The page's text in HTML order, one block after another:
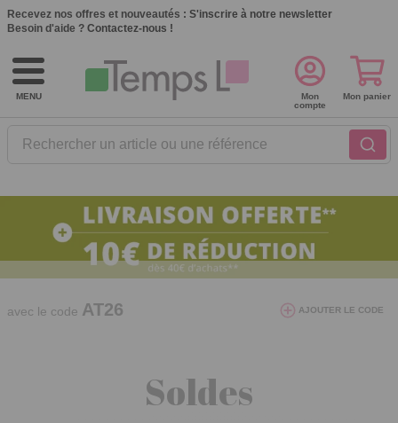
Recevez nos offres et nouveautés : S'inscrire à notre newsletter
Besoin d'aide ? Contactez-nous !
MENU
Rechercher un article ou une référence
Mon
compte
Mon panier
10€ de réduction dès 40€ d'achat. Offre
valable du 03/08/2026 au 12/08/2026.
avec le code AT26 AJOUTER LE CODE
Soldes